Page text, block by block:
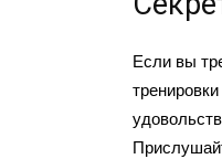
Если вы